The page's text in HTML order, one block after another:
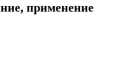
применение